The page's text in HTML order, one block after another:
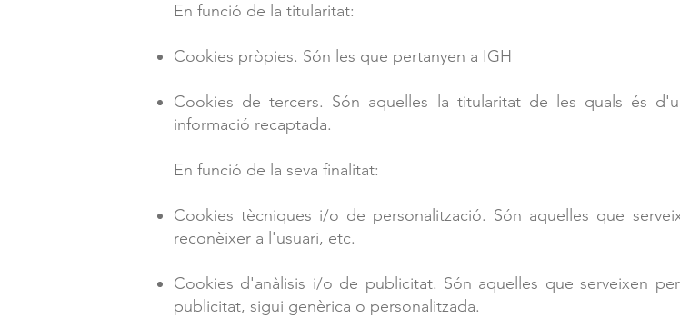
En funció de la titularitat:
Cookies pròpies. Són les que pertanyen a IGH
Cookies de tercers. Són aquelles la titularitat de les quals és
informació recaptada.
En funció de la seva finalitat:
Cookies tècniques i/o de personalització. Són aquelles que
reconèixer a l'usuari, etc.
Cookies d'anàlisis i/o de publicitat. Són aquelles que serveixen
publicitat, sigui genèrica o personalitzada.